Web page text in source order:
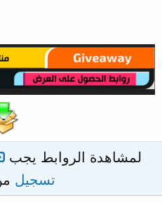
لمشاهدة الروابط يجب
تسجيل